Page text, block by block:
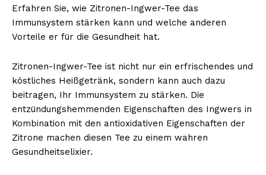
Erfahren Sie, wie Zitronen-Ingwer-Tee das
Immunsystem stärken kann und welche anderen
Vorteile er für die Gesundheit hat.
Zitronen-Ingwer-Tee ist nicht nur ein erfrischendes und
köstliches Heißgetränk, sondern kann auch dazu
beitragen, Ihr Immunsystem zu stärken. Die
entzündungshemmenden Eigenschaften des Ingwers in
Kombination mit den antioxidativen Eigenschaften der
Zitrone machen diesen Tee zu einem wahren
Gesundheitselixier.